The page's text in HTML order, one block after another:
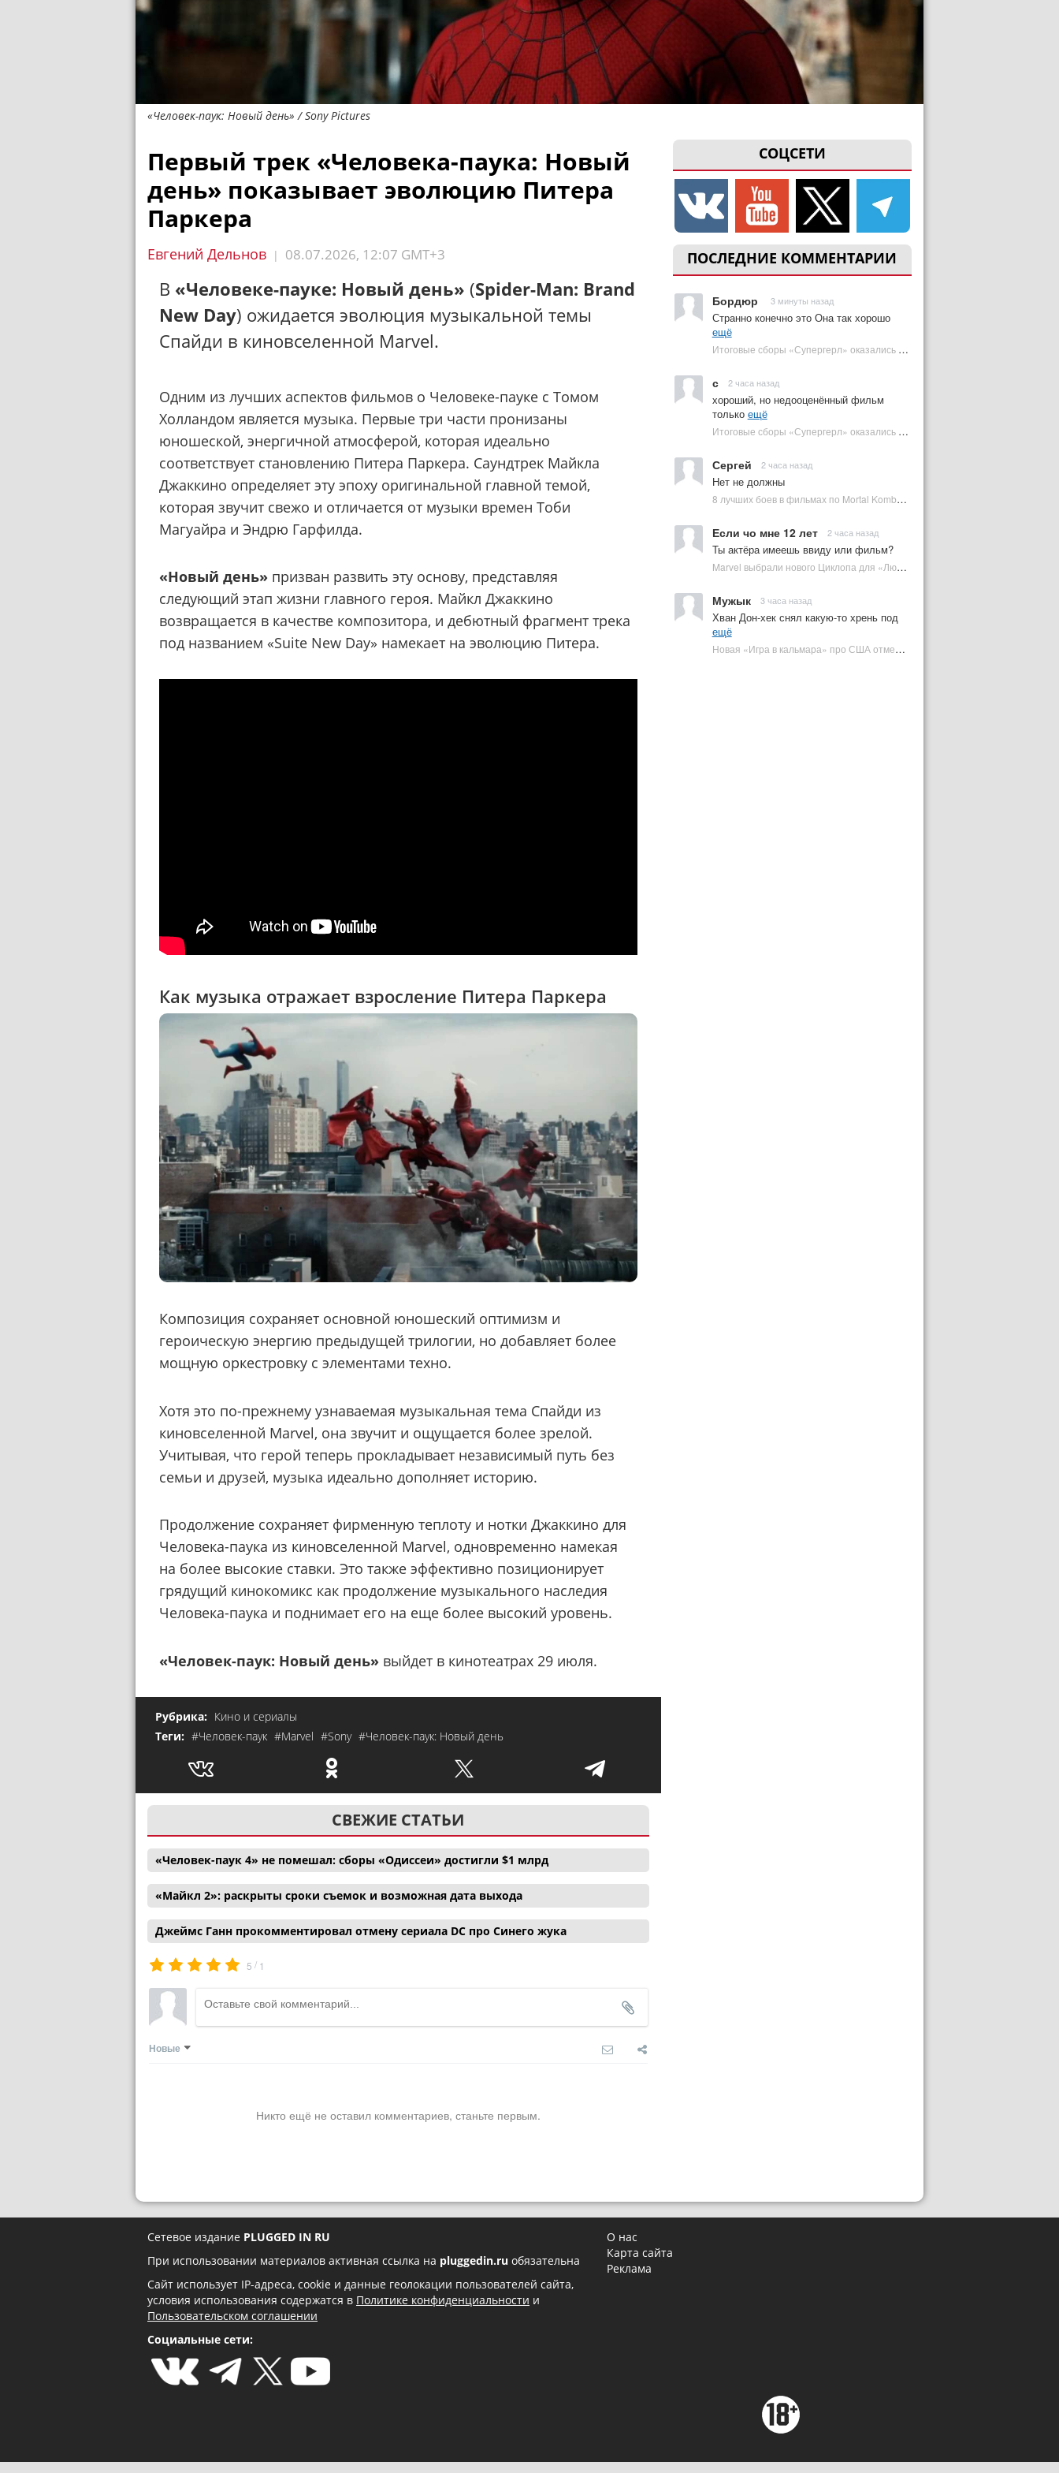
«Человек-паук: Новый день» / Sony Pictures
СОЦСЕТИ
ПОСЛЕДНИЕ КОММЕНТАРИИ
Бордюр 3 минуты назад
Странно конечно это Она так хорошо
ещё
Итоговые сборы «Супергерл» оказались худшими для DC за два десятилетия | Plugged In Ru
с 2 часа назад
хороший, но недооценённый фильм
только ещё
Итоговые сборы «Супергерл» оказались худшими для DC за два десятилетия | Plugged In Ru
Сергей 2 часа назад
Нет не должны
8 лучших боев в фильмах по Mortal Kombat: от «Смертельной битвы» до «Мортал Комбат 2» | Plugged In Ru
Если чо мне 12 лет 2 часа назад
Ты актёра имеешь ввиду или фильм?
Marvel выбрали нового Циклопа для «Людей Икс» | Plugged In Ru
Мужык 3 часа назад
Хван Дон-хек снял какую-то хрень под
ещё
Новая «Игра в кальмара» про США отменена | Plugged In Ru
Первый трек «Человека-паука: Новый
день» показывает эволюцию Питера
Паркера
Евгений Дельнов | 08.07.2026, 12:07 GMT+3
В «Человеке-пауке: Новый день» (Spider-Man: Brand
New Day) ожидается эволюция музыкальной темы
Спайди в киновселенной Marvel.
Одним из лучших аспектов фильмов о Человеке-пауке с Томом
Холландом является музыка. Первые три части пронизаны
юношеской, энергичной атмосферой, которая идеально
соответствует становлению Питера Паркера. Саундтрек Майкла
Джаккино определяет эту эпоху оригинальной главной темой,
которая звучит свежо и отличается от музыки времен Тоби
Магуайра и Эндрю Гарфилда.
«Новый день» призван развить эту основу, представляя
следующий этап жизни главного героя. Майкл Джаккино
возвращается в качестве композитора, и дебютный фрагмент трека
под названием «Suite New Day» намекает на эволюцию Питера.
Как музыка отражает взросление Питера Паркера
Композиция сохраняет основной юношеский оптимизм и
героическую энергию предыдущей трилогии, но добавляет более
мощную оркестровку с элементами техно.
Хотя это по-прежнему узнаваемая музыкальная тема Спайди из
киновселенной Marvel, она звучит и ощущается более зрелой.
Учитывая, что герой теперь прокладывает независимый путь без
семьи и друзей, музыка идеально дополняет историю.
Продолжение сохраняет фирменную теплоту и нотки Джаккино для
Человека-паука из киновселенной Marvel, одновременно намекая
на более высокие ставки. Это также эффективно позиционирует
грядущий кинокомикс как продолжение музыкального наследия
Человека-паука и поднимает его на еще более высокий уровень.
«Человек-паук: Новый день» выйдет в кинотеатрах 29 июля.
Рубрика: Кино и сериалы
Теги: #Человек-паук #Marvel #Sony #Человек-паук: Новый день
СВЕЖИЕ СТАТЬИ
«Человек-паук 4» не помешал: сборы «Одиссеи» достигли $1 млрд
«Майкл 2»: раскрыты сроки съемок и возможная дата выхода
Джеймс Ганн прокомментировал отмену сериала DC про Синего жука
5 / 1
Новые
Никто ещё не оставил комментариев, станьте первым.
Сетевое издание PLUGGED IN RU
При использовании материалов активная ссылка на pluggedin.ru обязательна
Сайт использует IP-адреса, cookie и данные геолокации пользователей сайта,
условия использования содержатся в Политике конфиденциальности и
Пользовательском соглашении
Социальные сети:
О нас
Карта сайта
Реклама